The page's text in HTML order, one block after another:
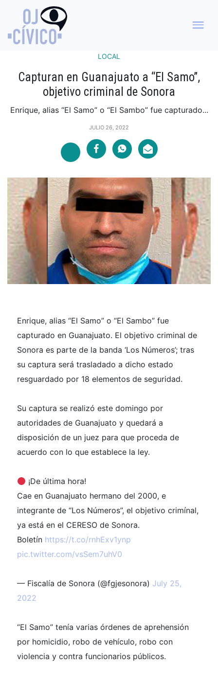
LOCAL
Capturan en Guanajuato a “El Samo”,
objetivo criminal de Sonora
Enrique, alias “El Samo” o “El Sambo” fue capturado...
JULIO 26, 2022
Enrique, alias “El Samo” o “El Sambo” fue
capturado en Guanajuato. El objetivo criminal de
Sonora es parte de la banda ‘Los Números’; tras
su captura será trasladado a dicho estado
resguardado por 18 elementos de seguridad.
Su captura se realizó este domingo por
autoridades de Guanajuato y quedará a
disposición de un juez para que proceda de
acuerdo con lo que establece la ley.
¡De última hora!
Cae en Guanajuato hermano del 2000, e
integrante de “Los Números”, el objetivo crimínal,
ya está en el CERESO de Sonora.
Boletín https://t.co/rnhExv1ynp
pic.twitter.com/vsSem7uhV0
— Fiscalía de Sonora (@fgjesonora) July 25,
2022
“El Samo” tenía varias órdenes de aprehensión
por homicidio, robo de vehículo, robo con
violencia y contra funcionarios públicos.